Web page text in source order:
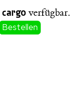
cargo verfügbar.
Bestellen